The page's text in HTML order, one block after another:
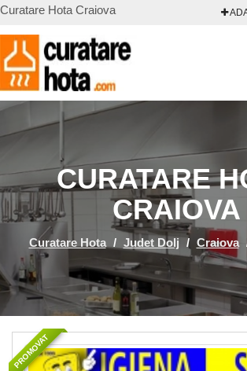
Curatare Hota Craiova
CURATARE
CRAIOVA
Curatare Hota / Judet Dolj / Craiova
PROMOVAT